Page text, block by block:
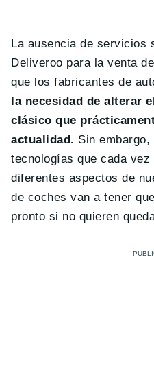
La ausencia de servicios
Deliveroo para la venta
que los fabricantes de
la necesidad de alterar
clásico que
actualidad. Sin
tecnologías que cada
diferentes aspectos de
de coches van a tener
pronto si no quieren